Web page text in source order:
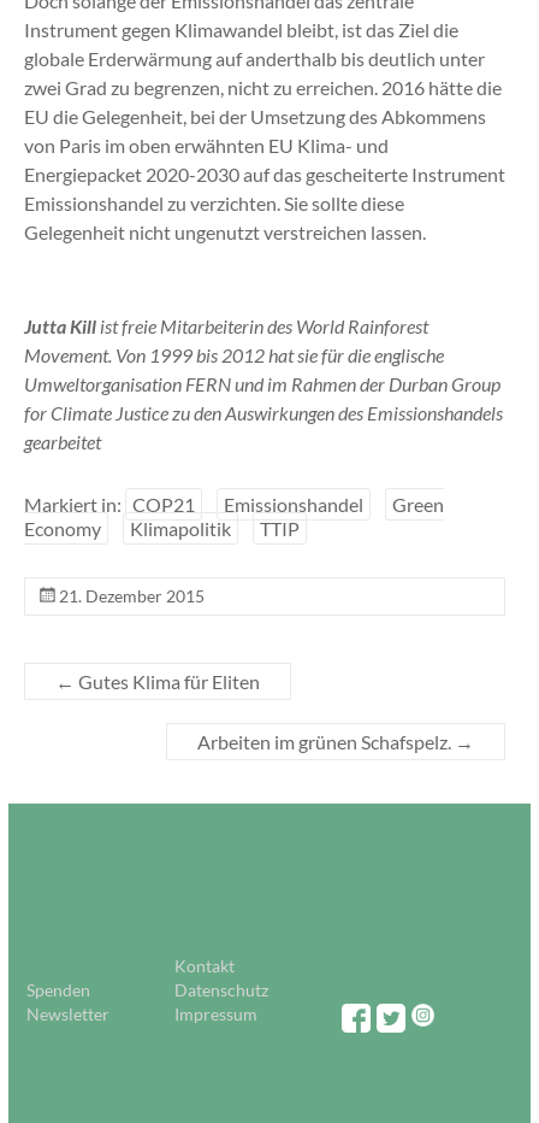
Instrument gegen Klimawandel bleibt, ist das Ziel die
globale Erderwärmung auf anderthalb bis deutlich unter
zwei Grad zu begrenzen, nicht zu erreichen. 2016 hätte die
EU die Gelegenheit, bei der Umsetzung des Abkommens
von Paris im oben erwähnten EU Klima- und
Energiepacket 2020-2030 auf das gescheiterte Instrument
Emissionshandel zu verzichten. Sie sollte diese
Gelegenheit nicht ungenutzt verstreichen lassen.
Jutta Killist freie Mitarbeiterin des World Rainforest
Movement. Von 1999 bis 2012 hat sie für die englische
Umweltorganisation FERN und im Rahmen der Durban Group
for Climate Justice zu den Auswirkungen des Emissionshandels
gearbeitet
Markiert in: COP21 Emissionshandel
Green
Economy
Klimapolitik TTIP
21. Dezember 2015
← Gutes Klima für Eliten
Arbeiten im grünen Schafspelz. →
Kontakt
Spenden
Datenschutz
Newsletter
Impressum